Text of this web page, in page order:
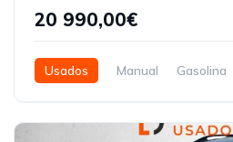
20 990,00€
Usados Manual Gasolina